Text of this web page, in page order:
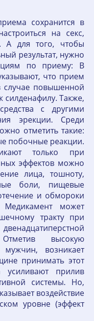
сохранится в
на секс,
А для того, чтобы
результат, нужно
по приему: В
что прием
случае повышенной
силденафилу. Также,
с другими
эрекции. Среди
отметить такие:
побочные реакции.
только при
эффектов можно
лица, тошноту,
боли, пищевые
и обмороки
Медикамент может
тракту при
высокую
возникает
принимать этот
усиливают прилив
системы. Но,
воздействие
уровне (эффект